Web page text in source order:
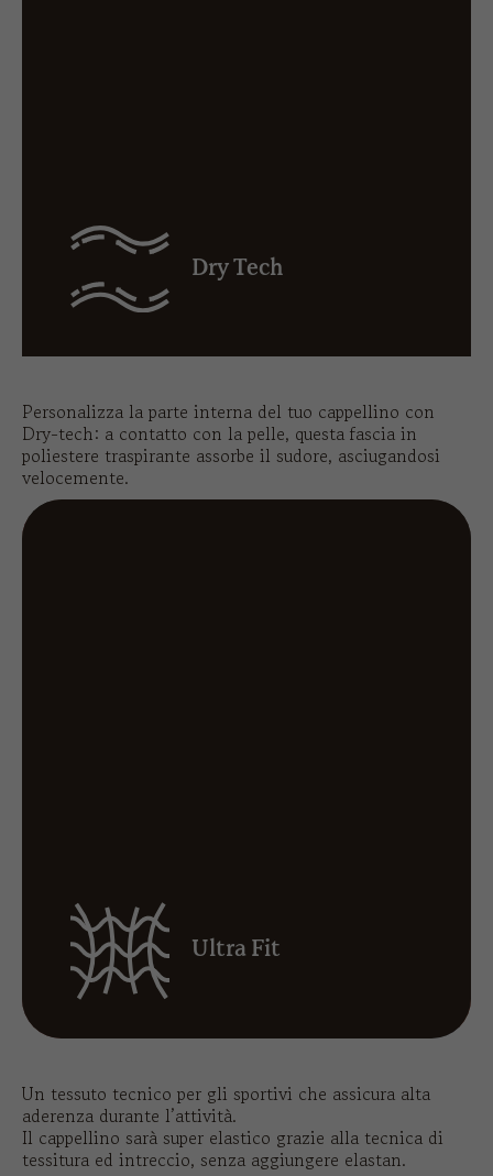
Dry Tech
Personalizza la parte interna del tuo cappellino con
Dry-tech: a contatto con la pelle, questa fascia in
poliestere traspirante assorbe il sudore, asciugandosi
velocemente.
Ultra Fit
Un tessuto tecnico per gli sportivi che assicura alta
aderenza durante l’attività.
Il cappellino sarà super elastico grazie alla tecnica di
tessitura ed intreccio, senza aggiungere elastan.